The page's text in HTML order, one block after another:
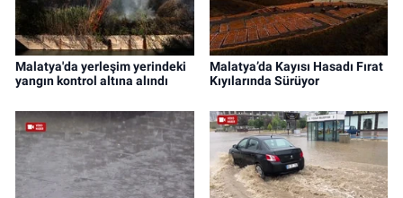
Malatya'da yerleşim yerindeki
yangın kontrol altına alındı
Malatya’da Kayısı Hasadı Fırat
Kıyılarında Sürüyor